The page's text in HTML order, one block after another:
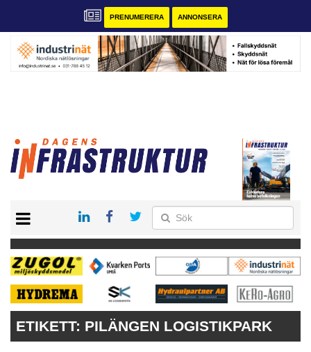
PRENUMERERA ANNONSERA
KONTAKT
VÅRA ANDRA MAGASIN
PRENUMERERA
ANNONSERA
ETIKETT: PILÄNGEN LOGISTIKPARK